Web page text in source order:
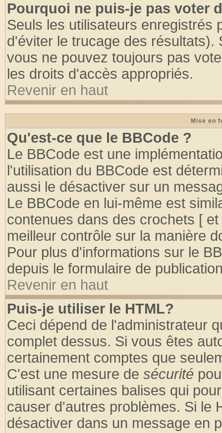
Pourquoi ne puis-je pas voter
Seuls les utilisateurs enregistrés
d'éviter le trucage des
vous ne pouvez toujours pas
les droits d'accès appropriés.
Revenir en haut
Mise en
Qu'est-ce que le BBCode ?
Le BBCode est une
l'utilisation du BBCode est
aussi le désactiver sur un
Le BBCode en lui-même est
contenues dans des crochets [
meilleur contrôle sur la manière
Pour plus d'informations sur le
depuis le formulaire de
Revenir en haut
Puis-je utiliser le HTML?
Ceci dépend de l'administrateur
complet dessus. Si vous êtes
certainement comptes que
C'est une mesure de sécurité
utilisant certaines balises qui
causer d'autres problèmes. Si le
désactiver dans un message en